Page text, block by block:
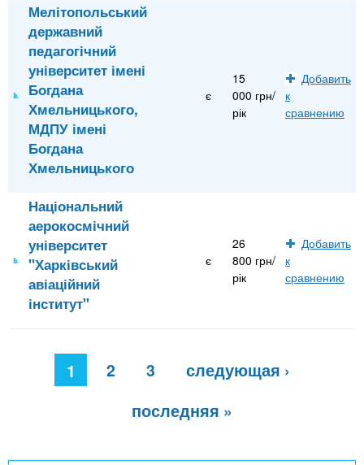
Мелітопольський
державний
педагогічний
університет імені
Богдана
Хмельницького,
МДПУ імені
Богдана
Хмельницького
є
15
000 грн/
рік
Добавить
к
сравнению
Національний
аерокосмічний
університет
"Харківський
авіаційний
інститут"
є
26
800 грн/
рік
Добавить
к
сравнению
1 2 3
следующая ›
последняя »